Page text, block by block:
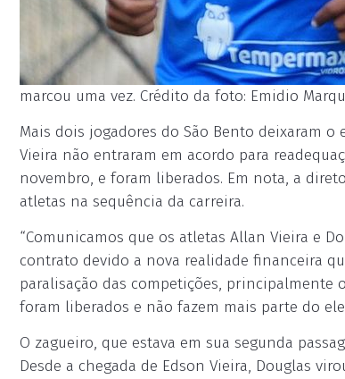
marcou uma vez. Crédito da foto: Emidio
Mais dois jogadores do São Bento deixaram
Vieira não entraram em acordo para
novembro, e foram liberados. Em nota, a
atletas na sequência da carreira.
“Comunicamos que os atletas Allan Vieira e
contrato devido a nova realidade financeira
paralisação das competições, principalmente
foram liberados e não fazem mais parte do
O zagueiro, que estava em sua segunda
Desde a chegada de Edson Vieira, Douglas